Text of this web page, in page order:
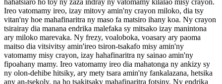
Ireo vatomamy ireo, izay mitovy amin'ny crayon miloko, dia tsy
vitan'ny hoe mahafinaritra ny maso fa matsiro ihany koa. Ny crayon
tsirairay dia manana endrika malefaka sy mitsako izay manintona
ary miloko marevaka. Ny frezy, voaloboka, voasary ary paoma
maitso dia vitsivitsy amin'ireo tsiron-tsakafo misy amin'ny
vatomamy misy crayon, izay hahafinaritra ny sainao amin'ny
fipoahany mamy. Ireo vatomamy ireo dia mahatonga ny ankizy sy
ny olon-dehibe hitsiky, ary mety tsara amin'ny fankalazana, hetsika
any an-tsekoly, na ho tsakitsaky mahafinaritra fotsiny. Ny endrika